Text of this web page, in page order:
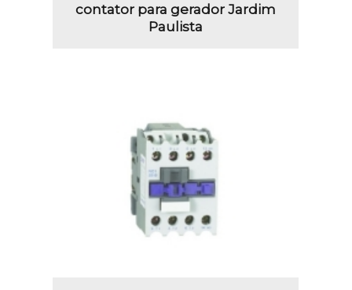
contator para gerador Jardim
Paulista